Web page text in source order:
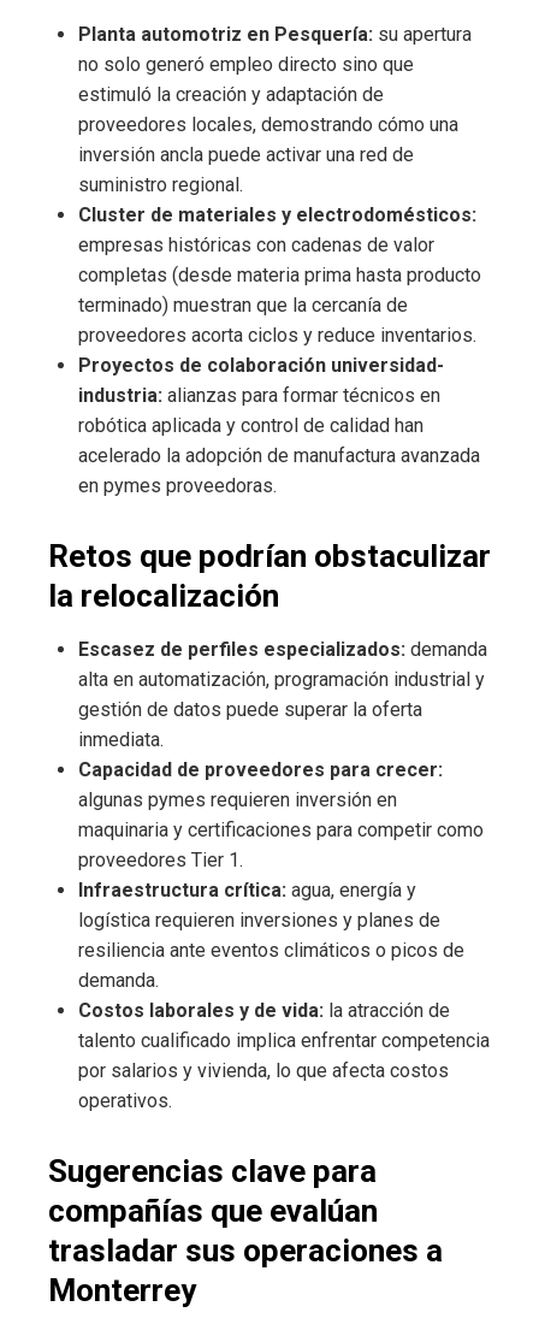
Planta automotriz en Pesquería: su apertura
no solo generó empleo directo sino que
estimuló la creación y adaptación de
proveedores locales, demostrando cómo una
inversión ancla puede activar una red de
suministro regional.
Cluster de materiales y electrodomésticos:
empresas históricas con cadenas de valor
completas (desde materia prima hasta producto
terminado) muestran que la cercanía de
proveedores acorta ciclos y reduce inventarios.
Proyectos de colaboración universidad-
industria: alianzas para formar técnicos en
robótica aplicada y control de calidad han
acelerado la adopción de manufactura avanzada
en pymes proveedoras.
Retos que podrían obstaculizar
la relocalización
Escasez de perfiles especializados: demanda
alta en automatización, programación industrial y
gestión de datos puede superar la oferta
inmediata.
Capacidad de proveedores para crecer:
algunas pymes requieren inversión en
maquinaria y certificaciones para competir como
proveedores Tier 1.
Infraestructura crítica: agua, energía y
logística requieren inversiones y planes de
resiliencia ante eventos climáticos o picos de
demanda.
Costos laborales y de vida: la atracción de
talento cualificado implica enfrentar competencia
por salarios y vivienda, lo que afecta costos
operativos.
Sugerencias clave para
compañías que evalúan
trasladar sus operaciones a
Monterrey